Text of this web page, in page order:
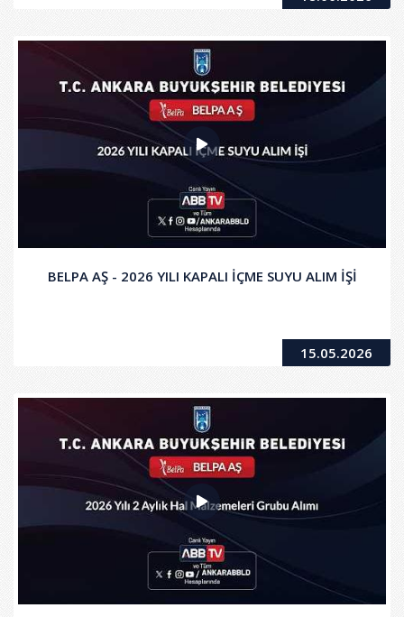
BELPA AŞ - 2026 YILI KAPALI İÇME SUYU ALIM İŞİ
15.05.2026